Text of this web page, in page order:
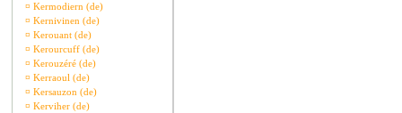
¤ Kermodiern (de)
¤ Kernivinen (de)
¤ Kerouant (de)
¤ Kerourcuff (de)
¤ Kerouzéré (de)
¤ Kerraoul (de)
¤ Kersauzon (de)
¤ Kerviher (de)